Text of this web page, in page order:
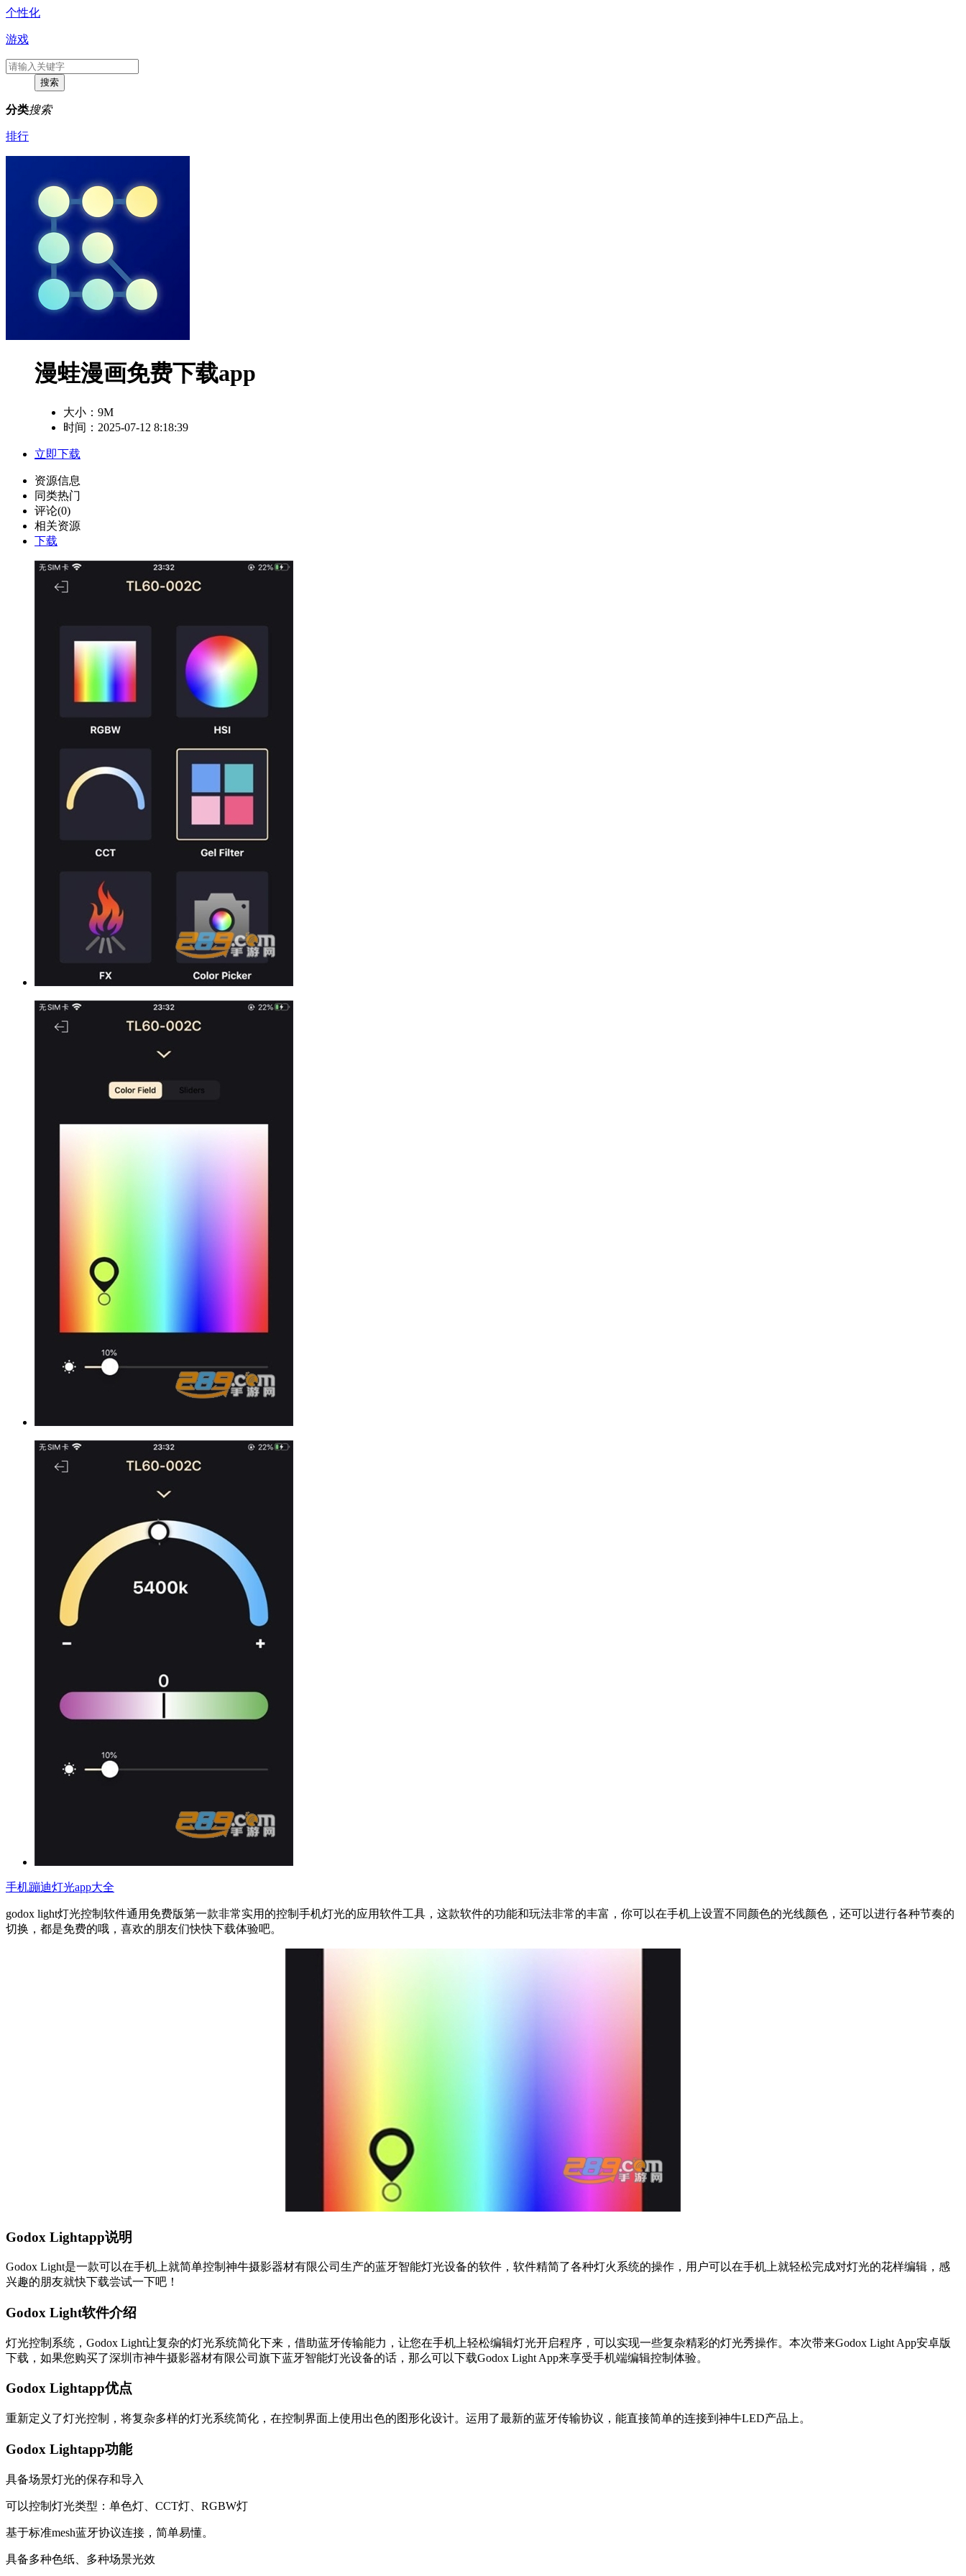
个性化
游戏
分类搜索
排行
漫蛙漫画免费下载app
大小： 9M
时间：2025-07-12 8:18:39
立即下载
资源信息
同类热门
评论(0)
相关资源
下载
手机蹦迪灯光app大全
godox light灯光控制软件通用免费版第一款非常实用的控制手机灯光的应用软件工具，这款软件的功能和玩法非常的丰富，你可以在手机上设置不同颜色的光线颜色，还可以进行各种节奏的
切换，都是免费的哦，喜欢的朋友们快快下载体验吧。
Godox Lightapp说明
Godox Light是一款可以在手机上就简单控制神牛摄影器材有限公司生产的蓝牙智能灯光设备的软件，软件精简了各种灯火系统的操作，用户可以在手机上就轻松完成对灯光的花样编辑，感
兴趣的朋友就快下载尝试一下吧！
Godox Light软件介绍
灯光控制系统，Godox Light让复杂的灯光系统简化下来，借助蓝牙传输能力，让您在手机上轻松编辑灯光开启程序，可以实现一些复杂精彩的灯光秀操作。本次带来Godox Light App安卓版
下载，如果您购买了深圳市神牛摄影器材有限公司旗下蓝牙智能灯光设备的话，那么可以下载Godox Light App来享受手机端编辑控制体验。
Godox Lightapp优点
重新定义了灯光控制，将复杂多样的灯光系统简化，在控制界面上使用出色的图形化设计。运用了最新的蓝牙传输协议，能直接简单的连接到神牛LED产品上。
Godox Lightapp功能
具备场景灯光的保存和导入
可以控制灯光类型：单色灯、CCT灯、RGBW灯
基于标准mesh蓝牙协议连接，简单易懂。
具备多种色纸、多种场景光效